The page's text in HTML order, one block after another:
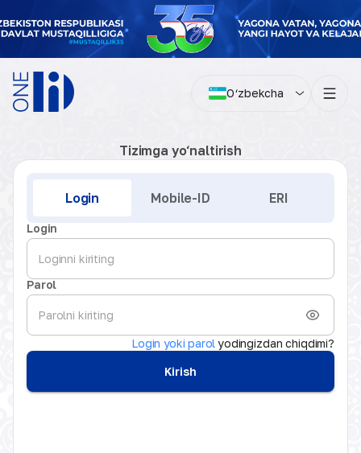
O‘zbekcha
Tizimga yo‘naltirish
Login Mobile-ID ERI
Login
Parol
Login yoki parolyodingizdan chiqdimi?
Kirish